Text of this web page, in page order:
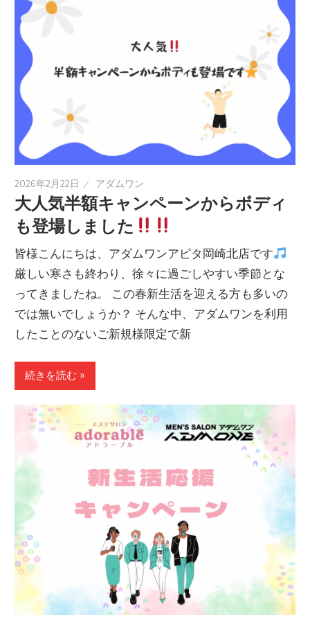
2026年2月22日 アダムワン
大人気半額キャンペーンからボディ
も登場しました
皆様こんにちは、アダムワンアピタ岡崎北店です
厳しい寒さも終わり、徐々に過ごしやすい季節とな
ってきましたね。 この春新生活を迎える方も多いの
では無いでしょうか？ そんな中、アダムワンを利用
したことのないご新規様限定で新
続きを読む »